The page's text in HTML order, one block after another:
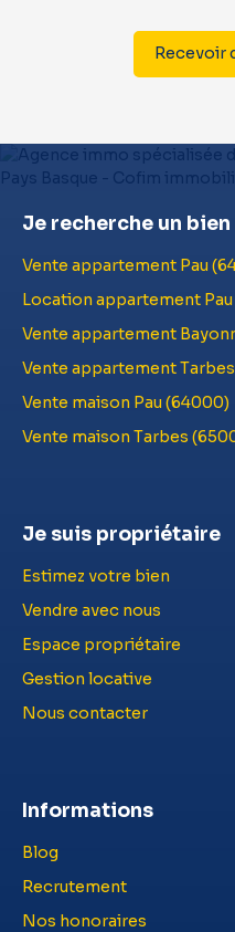
Recevoir
Je recherche un bien
Vente appartement Pau
Location appartement
Vente appartement
Vente appartement
Vente maison Pau (64000)
Vente maison Tarbes
Je suis propriétaire
Estimez votre bien
Vendre avec nous
Espace propriétaire
Gestion locative
Nous contacter
Informations
Blog
Recrutement
Nos honoraires